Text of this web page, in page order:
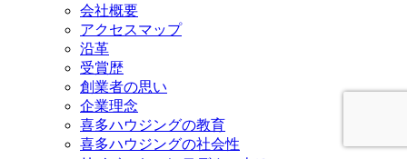
会社概要
アクセスマップ
沿革
受賞歴
創業者の思い
企業理念
喜多ハウジングの教育
喜多ハウジングの社会性